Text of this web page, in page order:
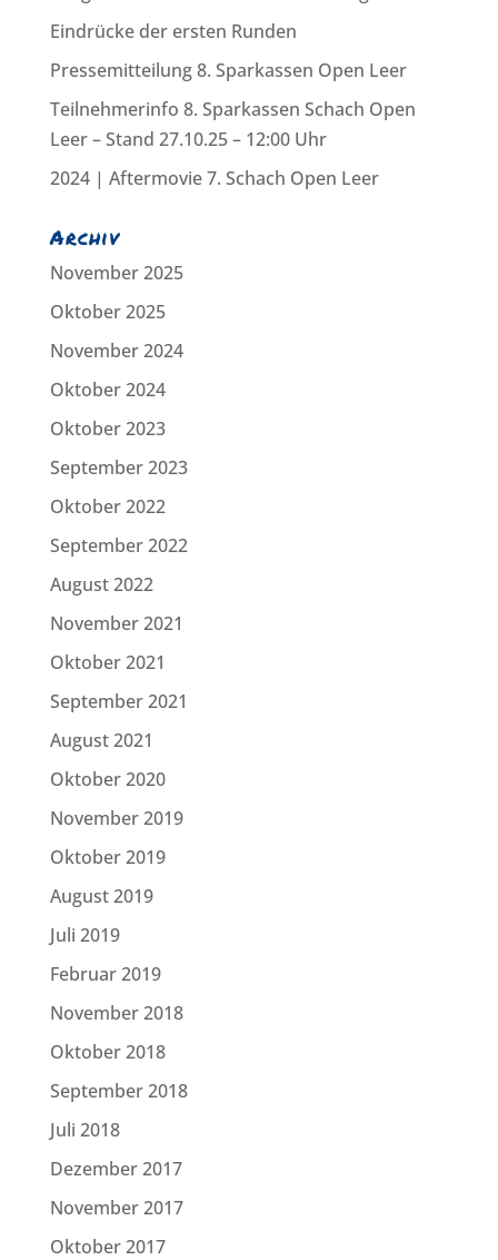
Eindrücke der ersten Runden
Pressemitteilung 8. Sparkassen Open Leer
Teilnehmerinfo 8. Sparkassen Schach Open
Leer – Stand 27.10.25 – 12:00 Uhr
2024 | Aftermovie 7. Schach Open Leer
Archiv
November 2025
Oktober 2025
November 2024
Oktober 2024
Oktober 2023
September 2023
Oktober 2022
September 2022
August 2022
November 2021
Oktober 2021
September 2021
August 2021
Oktober 2020
November 2019
Oktober 2019
August 2019
Juli 2019
Februar 2019
November 2018
Oktober 2018
September 2018
Juli 2018
Dezember 2017
November 2017
Oktober 2017